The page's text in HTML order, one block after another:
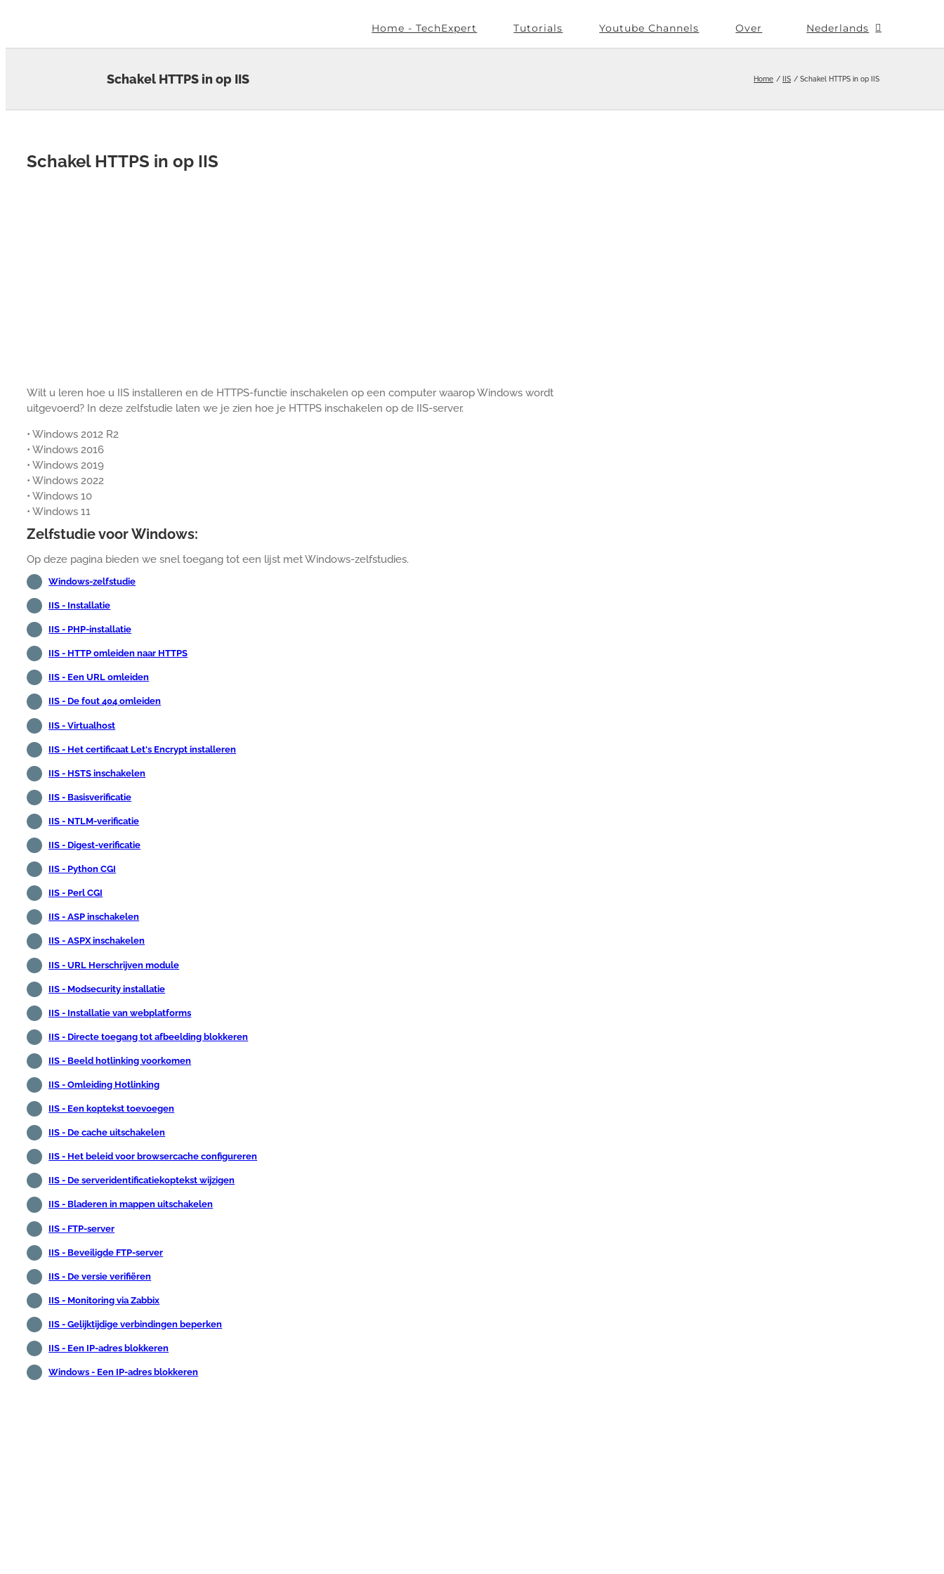
Home - TechExpert Tutorials Youtube Channels Over Nederlands
Schakel HTTPS in op IIS Home IIS Schakel HTTPS in op IIS
Schakel HTTPS in op IIS
Wilt u leren hoe u IIS installeren en de HTTPS-functie inschakelen op een computer waarop Windows wordt
uitgevoerd? In deze zelfstudie laten we je zien hoe je HTTPS inschakelen op de IIS-server.
• Windows 2012 R2
• Windows 2016
• Windows 2019
• Windows 2022
• Windows 10
• Windows 11
Zelfstudie voor Windows:
Op deze pagina bieden we snel toegang tot een lijst met Windows-zelfstudies.
Windows-zelfstudie
IIS - Installatie
IIS - PHP-installatie
IIS - HTTP omleiden naar HTTPS
IIS - Een URL omleiden
IIS - De fout 404 omleiden
IIS - Virtualhost
IIS - Het certificaat Let's Encrypt installeren
IIS - HSTS inschakelen
IIS - Basisverificatie
IIS - NTLM-verificatie
IIS - Digest-verificatie
IIS - Python CGI
IIS - Perl CGI
IIS - ASP inschakelen
IIS - ASPX inschakelen
IIS - URL Herschrijven module
IIS - Modsecurity installatie
IIS - Installatie van webplatforms
IIS - Directe toegang tot afbeelding blokkeren
IIS - Beeld hotlinking voorkomen
IIS - Omleiding Hotlinking
IIS - Een koptekst toevoegen
IIS - De cache uitschakelen
IIS - Het beleid voor browsercache configureren
IIS - De serveridentificatiekoptekst wijzigen
IIS - Bladeren in mappen uitschakelen
IIS - FTP-server
IIS - Beveiligde FTP-server
IIS - De versie verifiëren
IIS - Monitoring via Zabbix
IIS - Gelijktijdige verbindingen beperken
IIS - Een IP-adres blokkeren
Windows - Een IP-adres blokkeren